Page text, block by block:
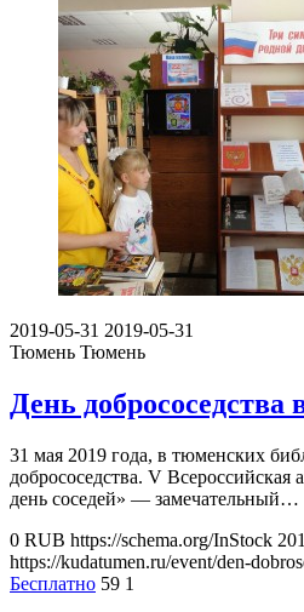
2019-05-31 2019-05-31
Тюмень Тюмень
День
31 мая 2019 года, в тюменских
добрососедства. V
день соседей» — замечательный…
0 RUB https://schema.org/InStock
https://kudatumen.ru/event/den-
Бесплатно 59 1